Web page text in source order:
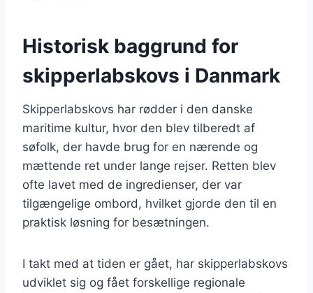
Historisk baggrund for
skipperlabskovs i Danmark
Skipperlabskovs har rødder i den danske
maritime kultur, hvor den blev tilberedt af
søfolk, der havde brug for en nærende og
mættende ret under lange rejser. Retten blev
ofte lavet med de ingredienser, der var
tilgængelige ombord, hvilket gjorde den til en
praktisk løsning for besætningen.
I takt med at tiden er gået, har skipperlabskovs
udviklet sig og fået forskellige regionale